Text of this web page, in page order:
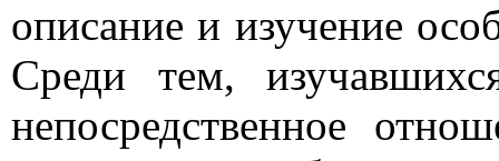
описание и изучение
Среди тем,
непосредственное